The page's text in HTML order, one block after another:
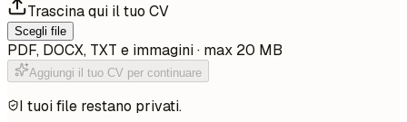
Trascina qui il tuo CV
Scegli file
PDF, DOCX, TXT e immagini · max 20 MB
Aggiungi il tuo CV per continuare
I tuoi file restano privati.